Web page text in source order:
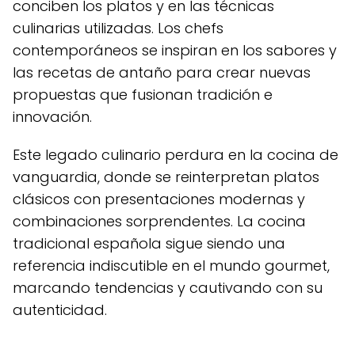
conciben los platos y en las técnicas
culinarias utilizadas. Los chefs
contemporáneos se inspiran en los sabores y
las recetas de antaño para crear nuevas
propuestas que fusionan tradición e
innovación.
Este legado culinario perdura en la cocina de
vanguardia, donde se reinterpretan platos
clásicos con presentaciones modernas y
combinaciones sorprendentes. La cocina
tradicional española sigue siendo una
referencia indiscutible en el mundo gourmet,
marcando tendencias y cautivando con su
autenticidad.